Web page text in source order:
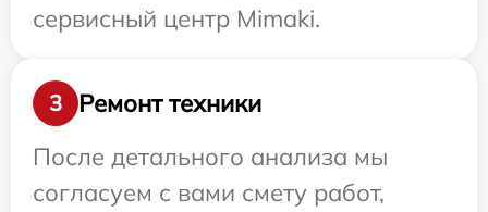
сервисный центр Mimaki.
3
Ремонт техники
После детального анализа мы
согласуем с вами смету работ,